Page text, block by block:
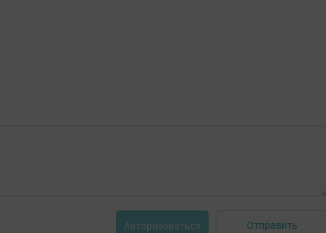
Авторизоваться Отправить